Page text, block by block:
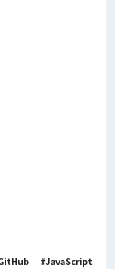
JavaScript